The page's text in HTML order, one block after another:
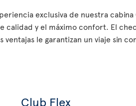
exclusiva de nuestra
calidad y el máximo confort. El
le garantizan un viaje sin
Club Flex